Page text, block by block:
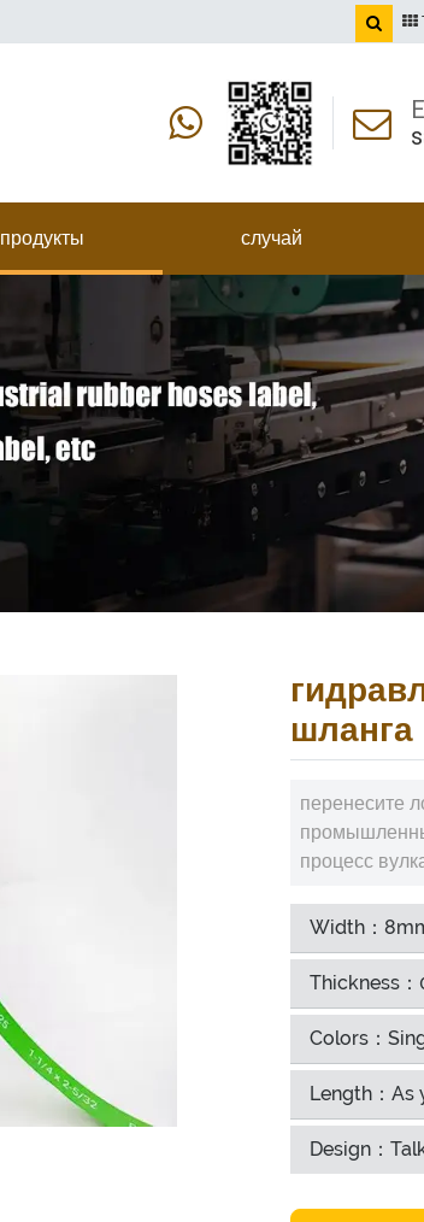
продукты случай
шланга
перенесите
процесс
Width：
Thickness
Colors：
Length：As
Design：